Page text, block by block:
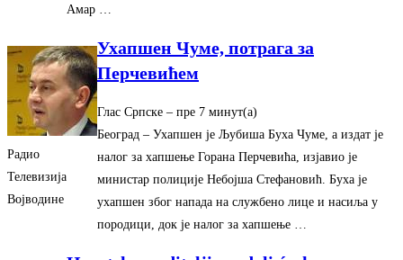
Амар …
Радио
Телевизија
Војводине
Ухапшен Чуме, потрага за
Перчевићем
Глас Српске – ‎пре 7 минут(а)‎
Београд – Ухапшен је Љубиша Буха Чуме, а издат је
налог за хапшење Горана Перчевића, изјавио је
министар полиције Небојша Стефановић. Буха је
ухапшен због напада на службено лице и насиља у
породици, док је налог за хапшење …